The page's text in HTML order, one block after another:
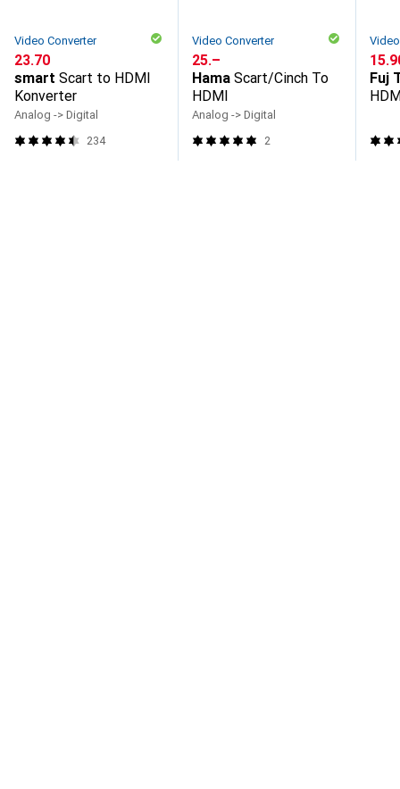
Video Converter
CHF
23.70
smart Scart to HDMI
Konverter
Analog -> Digital
234
Video Converter
CHF
25.–
Hama Scart/Cinch To
HDMI
Analog -> Digital
2
CHF
Fuj